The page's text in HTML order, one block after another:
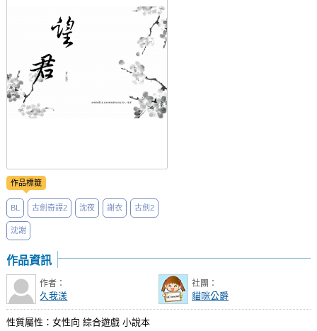
作品標籤
BL 古劍奇譚2 沈夜 謝衣 古劍2
沈謝
作品資訊
作者：
久我漾
社團：
貓咪公爵
性質屬性：女性向 綜合遊戲 小說本